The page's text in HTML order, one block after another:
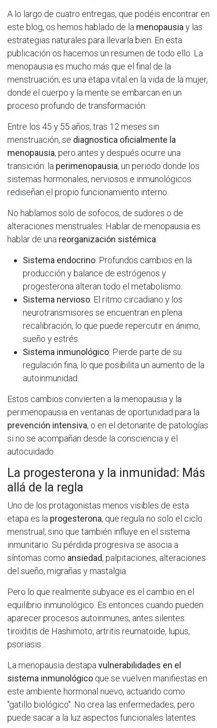
A lo largo de cuatro entregas, que podéis encontrar en
este blog, os hemos hablado de la menopausia y las
estrategias naturales para llevarla bien. En esta
publicación os hacemos un resumen de todo ello. La
menopausia es mucho más que el final de la
menstruación; es una etapa vital en la vida de la mujer,
donde el cuerpo y la mente se embarcan en un
proceso profundo de transformación.
Entre los 45 y 55 años, tras 12 meses sin
menstruación, se diagnostica oficialmente la
menopausia, pero antes y después ocurre una
transición: la perimenopausia, un periodo donde los
sistemas hormonales, nerviosos e inmunológicos
rediseñan el propio funcionamiento interno.
No hablamos solo de sofocos, de sudores o de
alteraciones menstruales. Hablar de menopausia es
hablar de una reorganización sistémica:
Sistema endocrino: Profundos cambios en la
producción y balance de estrógenos y
progesterona alteran todo el metabolismo.
Sistema nervioso: El ritmo circadiano y los
neurotransmisores se encuentran en plena
recalibración, lo que puede repercutir en ánimo,
sueño y estrés.
Sistema inmunológico: Pierde parte de su
regulación fina, lo que posibilita un aumento de la
autoinmunidad.
Estos cambios convierten a la menopausia y la
perimenopausia en ventanas de oportunidad para la
prevención intensiva, o en el detonante de patologías
si no se acompañan desde la consciencia y el
autocuidado.
La progesterona y la inmunidad: Más
allá de la regla
Uno de los protagonistas menos visibles de esta
etapa es la progesterona, que regula no solo el ciclo
menstrual, sino que también influye en el sistema
inmunitario. Su pérdida progresiva se asocia a
síntomas como ansiedad, palpitaciones, alteraciones
del sueño, migrañas y mastalgia.
Pero lo que realmente subyace es el cambio en el
equilibrio inmunológico. Es entonces cuando pueden
aparecer procesos autoinmunes, antes silentes:
tiroiditis de Hashimoto, artritis reumatoide, lupus,
psoriasis...
La menopausia destapa vulnerabilidades en el
sistema inmunológico que se vuelven manifiestas en
este ambiente hormonal nuevo, actuando como
"gatillo biológico". No crea las enfermedades, pero
puede sacar a la luz aspectos funcionales latentes.